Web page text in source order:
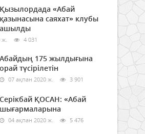
Қызылордада «Абай
қазынасына саяхат» клубы
ашылды
4 031
Абайдың 175 жылдығына
орай түсірілетін
07 ақпан 2020 ж. 3 901
Серікбай ҚОСАН: «Абай
шығармаларына
04 ақпан 2020 ж. 5 476